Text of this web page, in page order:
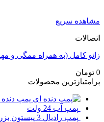
مشاهده سریع
اتصالات
زانو کامل (به همراه ممگی و
0 تومان
پرامتیازترین محصولات
پمپ دنده
پمپ آب 24 ولت
پمپ رادیال 3 پیستون بزرگ توز ایران